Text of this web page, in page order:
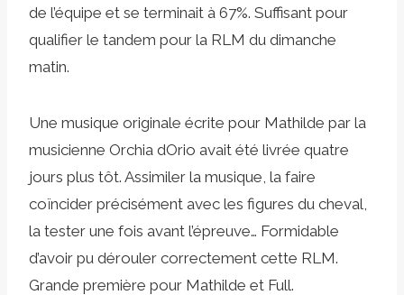
de l’équipe et se terminait à 67%. Suffisant pour
qualifier le tandem pour la RLM du dimanche
matin.
Une musique originale écrite pour Mathilde par la
musicienne Orchia dOrio avait été livrée quatre
jours plus tôt. Assimiler la musique, la faire
coïncider précisément avec les figures du cheval,
la tester une fois avant l’épreuve… Formidable
d’avoir pu dérouler correctement cette RLM.
Grande première pour Mathilde et Full.